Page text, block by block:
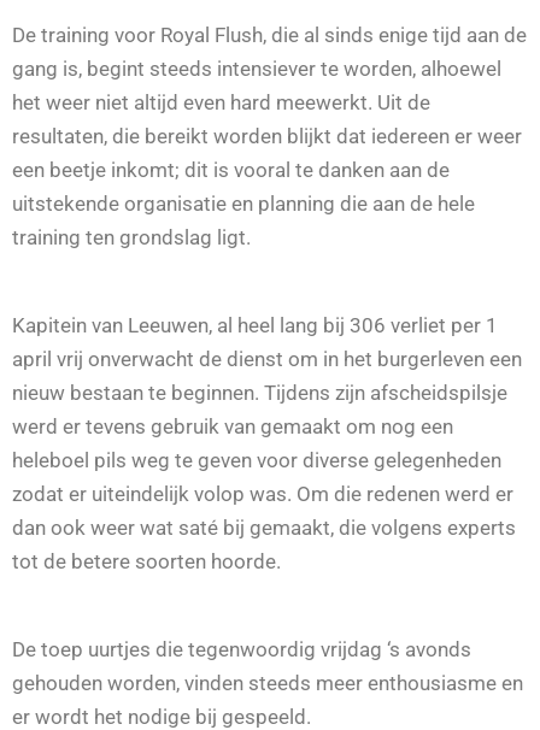
De training voor Royal Flush, die al sinds enige tijd aan de
gang is, begint steeds intensiever te worden, alhoewel
het weer niet altijd even hard meewerkt. Uit de
resultaten, die bereikt worden blijkt dat iedereen er weer
een beetje inkomt; dit is vooral te danken aan de
uitstekende organisatie en planning die aan de hele
training ten grondslag ligt.
Kapitein van Leeuwen, al heel lang bij 306 verliet per 1
april vrij onverwacht de dienst om in het burgerleven een
nieuw bestaan te beginnen. Tijdens zijn afscheidspilsje
werd er tevens gebruik van gemaakt om nog een
heleboel pils weg te geven voor diverse gelegenheden
zodat er uiteindelijk volop was. Om die redenen werd er
dan ook weer wat saté bij gemaakt, die volgens experts
tot de betere soorten hoorde.
De toep uurtjes die tegenwoordig vrijdag ‘s avonds
gehouden worden, vinden steeds meer enthousiasme en
er wordt het nodige bij gespeeld.